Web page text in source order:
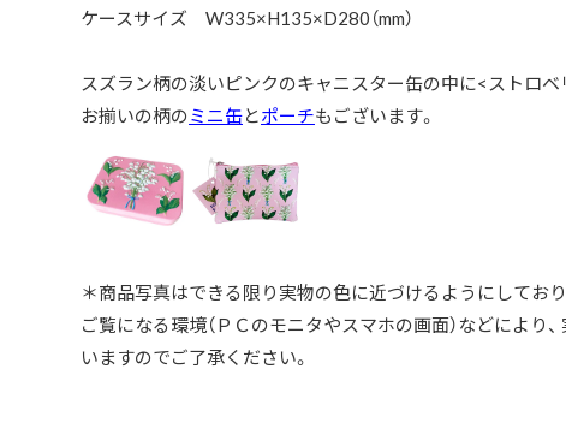
ケースサイズ W335×H135×D280（mm）
スズラン柄の淡いピンクのキャニスター缶の中に<ストロベ
お揃いの柄のミニ缶とポーチもございます。
＊商品写真はできる限り実物の色に近づけるようにしてお
ご覧になる環境（ＰＣのモニタやスマホの画面）などにより
いますのでご了承ください。